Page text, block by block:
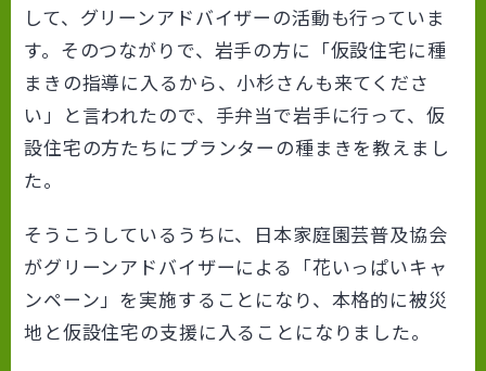
して、グリーンアドバイザーの活動も行っていま
す。そのつながりで、岩手の方に「仮設住宅に種
まきの指導に入るから、小杉さんも来てくださ
い」と言われたので、手弁当で岩手に行って、仮
設住宅の方たちにプランターの種まきを教えまし
た。
そうこうしているうちに、日本家庭園芸普及協会
がグリーンアドバイザーによる「花いっぱいキャ
ンペーン」を実施することになり、本格的に被災
地と仮設住宅の支援に入ることになりました。